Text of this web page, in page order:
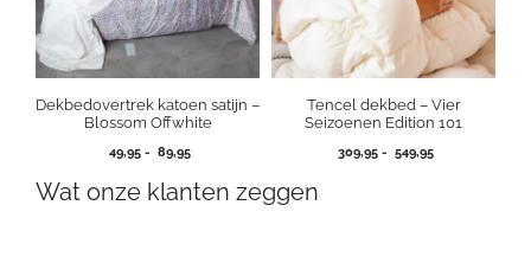
Dekbedovertrek katoen satijn –
Blossom Offwhite
49,95 - 89,95Prijsklasse:
tot
Tencel dekbed – Vier
Seizoenen Edition 101
309,95 - 549,95Prijsklasse:
Wat onze klanten zeggen